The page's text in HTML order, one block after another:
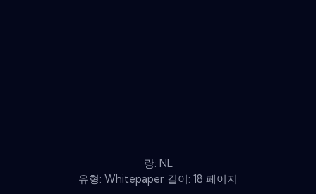
랑: NL
유형: Whitepaper 길이: 18 페이지